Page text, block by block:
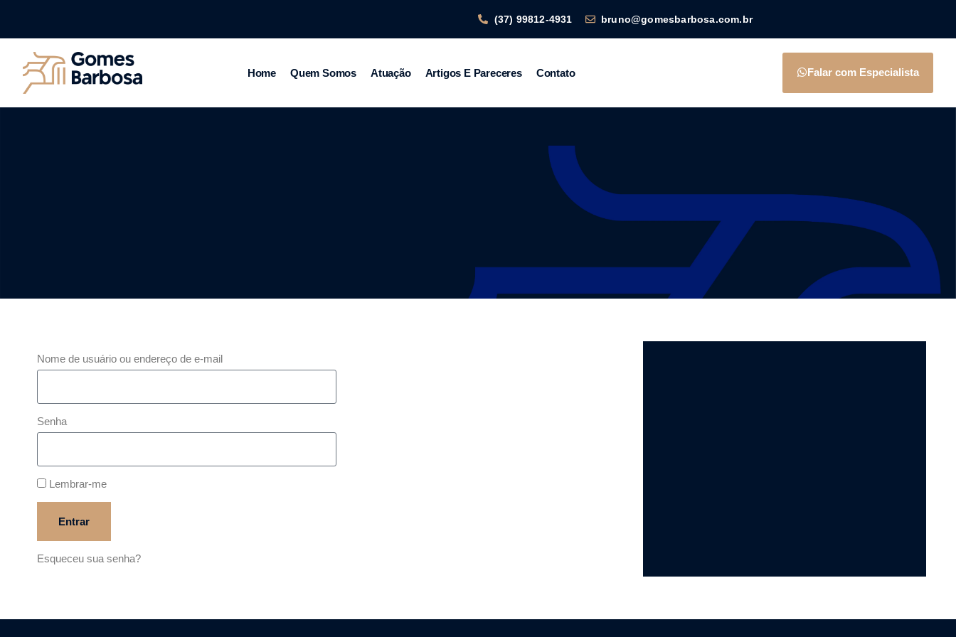
(37) 99812-4931 bruno@gomesbarbosa.com.br
Home Quem Somos Atuação Artigos E Pareceres Contato Falar com Especialista
Nome de usuário ou endereço de e-mail
Senha
Lembrar-me
Entrar
Esqueceu sua senha?